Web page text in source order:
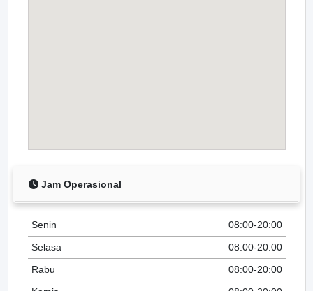
Jam Operasional
Senin
08:00-20:00
Selasa
08:00-20:00
Rabu
08:00-20:00